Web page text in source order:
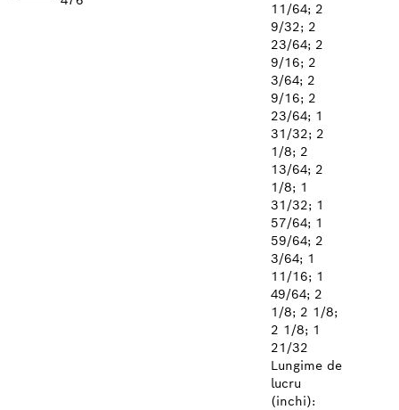
11/64; 2
9/32; 2
23/64; 2
9/16; 2
3/64; 2
9/16; 2
23/64; 1
31/32; 2
1/8; 2
13/64; 2
1/8; 1
31/32; 1
57/64; 1
59/64; 2
3/64; 1
11/16; 1
49/64; 2
1/8; 2 1/8;
2 1/8; 1
21/32
Lungime de
lucru
(inchi):